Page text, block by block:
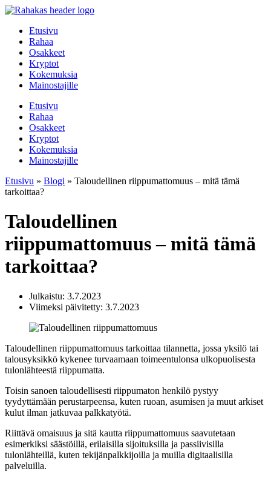
Mene
Etusivu
Rahaa
Osakkeet
Kryptot
Kokemuksia
Mainostajille
Etusivu
Rahaa
Osakkeet
Kryptot
Kokemuksia
Mainostajille
Etusivu » Blogi » Taloudellinen riippumattomuus – mitä tämä
tarkoittaa?
Taloudellinen
riippumattomuus – mitä tämä
tarkoittaa?
Julkaistu: 3.7.2023
Viimeksi päivitetty: 3.7.2023
Taloudellinen riippumattomuus tarkoittaa tilannetta, jossa yksilö tai
talousyksikkö kykenee turvaamaan toimeentulonsa ulkopuolisesta
tulonlähteestä riippumatta.
Toisin sanoen taloudellisesti riippumaton henkilö pystyy
tyydyttämään perustarpeensa, kuten ruoan, asumisen ja muut arkiset
kulut ilman jatkuvaa palkkatyötä.
Riittävä omaisuus ja sitä kautta riippumattomuus saavutetaan
esimerkiksi säästöillä, erilaisilla sijoituksilla ja passiivisilla
tulonlähteillä, kuten tekijänpalkkijoilla ja muilla digitaalisilla
palveluilla.